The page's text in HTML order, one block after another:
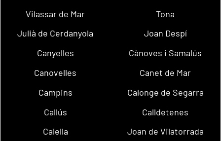
Vilassar de Mar
Tona
Julià de Cerdanyola
Joan Despí
Canyelles
Cànoves i Samalús
Canovelles
Canet de Mar
Campins
Calonge de Segarra
Callús
Calldetenes
Calella
Joan de Vilatorrada